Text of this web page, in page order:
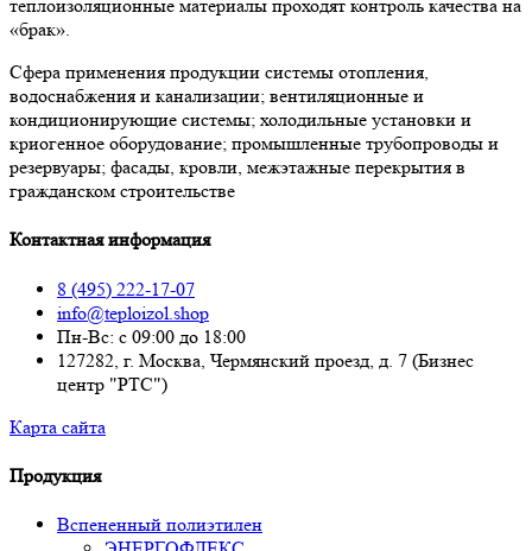
теплоизоляционные материалы проходят контроль качества на
«брак».
Сфера применения продукции системы отопления,
водоснабжения и канализации; вентиляционные и
кондиционирующие системы; холодильные установки и
криогенное оборудование; промышленные трубопроводы и
резервуары; фасады, кровли, межэтажные перекрытия в
гражданском строительстве
Контактная информация
8 (495) 222-17-07
info@teploizol.shop
Пн-Вс: с 09:00 до 18:00
127282, г. Москва, Чермянский проезд, д. 7 (Бизнес
центр "РТС")
Карта сайта
Продукция
Вспененный полиэтилен